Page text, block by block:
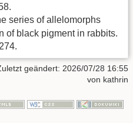
series of allelomorphs
of black pigment in rabbits.
geändert: 2026/07/28 16:55
von kathrin